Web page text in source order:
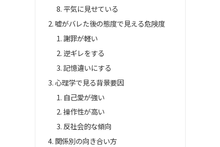
平気に見せている
嘘がバレた後の態度で見える危険度
謝罪が軽い
逆ギレをする
記憶違いにする
心理学で見る背景要因
自己愛が強い
操作性が高い
反社会的な傾向
関係別の向き合い方